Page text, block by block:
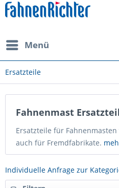
Menü
Ersatzteile
Fahnenmast
Ersatzteile für
auch für Fremdfabrikate.
Individuelle Anfrage zur